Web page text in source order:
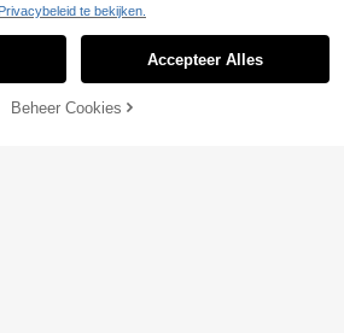
NU
te bekijken.
Accepteer Alles
Beheer Cookies